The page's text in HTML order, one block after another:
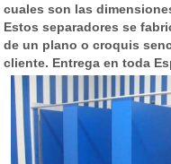
cuales son las
Estos separadores se
de un plano o croquis
cliente. Entrega en toda